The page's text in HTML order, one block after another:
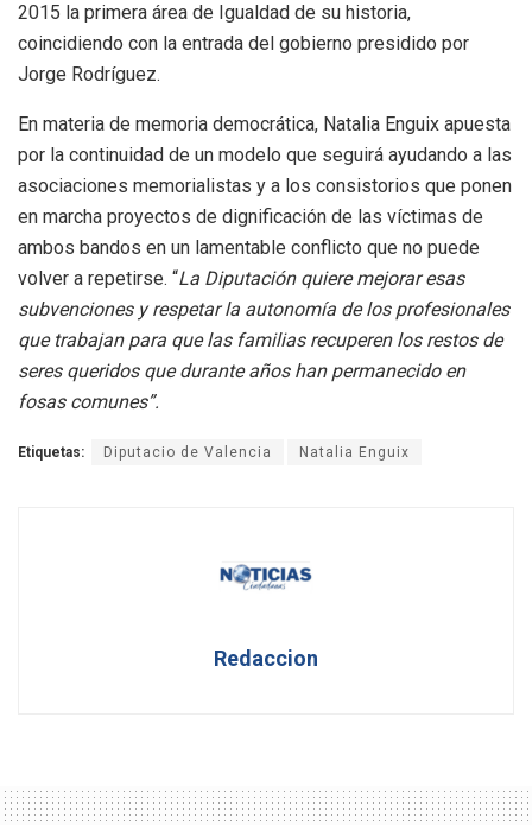
2015 la primera área de Igualdad de su historia,
coincidiendo con la entrada del gobierno presidido por
Jorge Rodríguez.
En materia de memoria democrática, Natalia Enguix apuesta
por la continuidad de un modelo que seguirá ayudando a las
asociaciones memorialistas y a los consistorios que ponen
en marcha proyectos de dignificación de las víctimas de
ambos bandos en un lamentable conflicto que no puede
volver a repetirse. “La Diputación quiere mejorar esas
subvenciones y respetar la autonomía de los profesionales
que trabajan para que las familias recuperen los restos de
seres queridos que durante años han permanecido en
fosas comunes”.
Etiquetas: Diputacio de Valencia Natalia Enguix
Redaccion